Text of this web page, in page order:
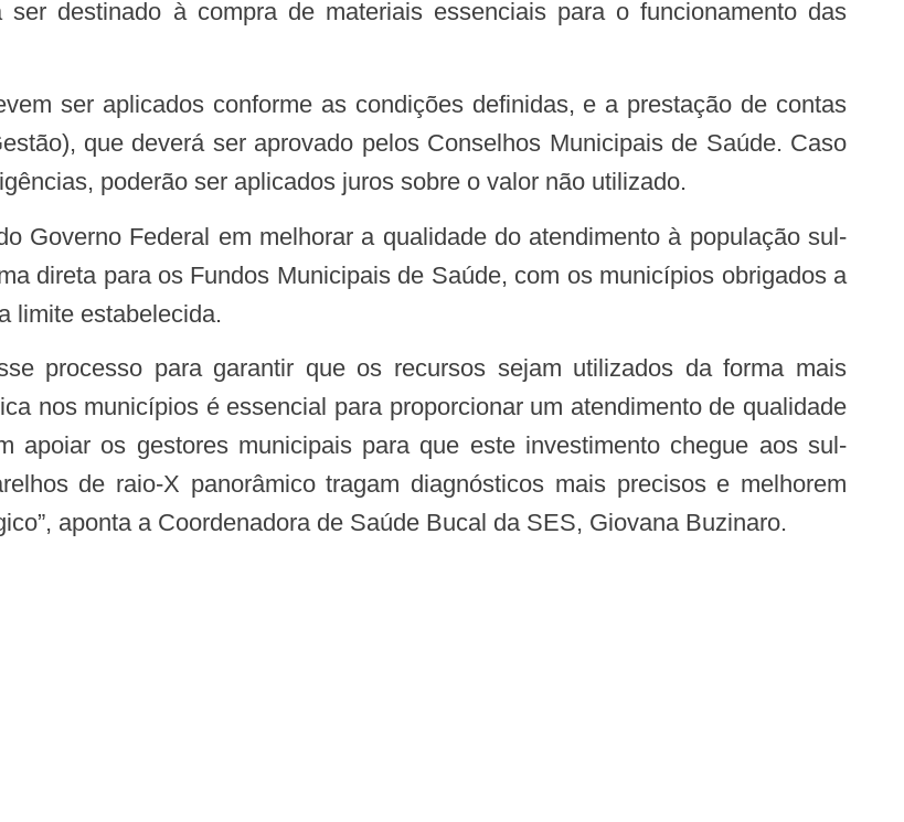
destinado à compra de materiais essenciais para o funcionamento das
que deverá ser aprovado pelos Conselhos Municipais de Saúde. Caso
poderão ser aplicados juros sobre o valor não utilizado.
direta para os Fundos Municipais de Saúde, com os municípios obrigados a
limite estabelecida.
nos municípios é essencial para proporcionar um atendimento de qualidade
apoiar os gestores municipais para que este investimento chegue aos sul-
de raio-X panorâmico tragam diagnósticos mais precisos e melhorem
aponta a Coordenadora de Saúde Bucal da SES, Giovana Buzinaro.